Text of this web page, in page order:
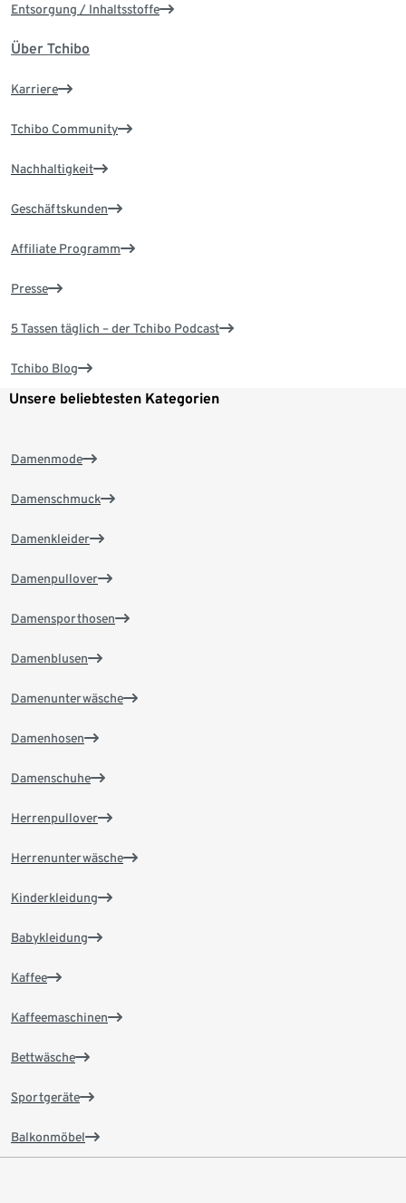
Entsorgung / Inhaltsstoffe
Über Tchibo
Karriere
Tchibo Community
Nachhaltigkeit
Geschäftskunden
Affiliate Programm
Presse
5 Tassen täglich – der Tchibo Podcast
Tchibo Blog
Unsere beliebtesten Kategorien
Damenmode
Damenschmuck
Damenkleider
Damenpullover
Damensporthosen
Damenblusen
Damenunterwäsche
Damenhosen
Damenschuhe
Herrenpullover
Herrenunterwäsche
Kinderkleidung
Babykleidung
Kaffee
Kaffeemaschinen
Bettwäsche
Sportgeräte
Balkonmöbel